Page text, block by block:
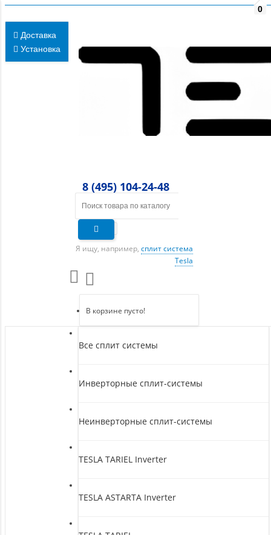
Доставка
Установка
8 (495) 104-24-48
Я ищу, например, сплит система
Tesla
0
В корзине пусто!
Все сплит системы
Инверторные сплит-системы
Неинверторные сплит-системы
TESLA TARIEL Inverter
TESLA ASTARTA Inverter